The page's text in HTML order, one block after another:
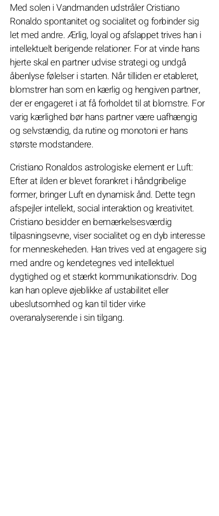
Med solen i Vandmanden udstråler Cristiano
Ronaldo spontanitet og socialitet og forbinder sig
let med andre. Ærlig, loyal og afslappet trives han i
intellektuelt berigende relationer. For at vinde hans
hjerte skal en partner udvise strategi og undgå
åbenlyse følelser i starten. Når tilliden er etableret,
blomstrer han som en kærlig og hengiven partner,
der er engageret i at få forholdet til at blomstre. For
varig kærlighed bør hans partner være uafhængig
og selvstændig, da rutine og monotoni er hans
største modstandere.
Cristiano Ronaldos astrologiske element er Luft:
Efter at ilden er blevet forankret i håndgribelige
former, bringer Luft en dynamisk ånd. Dette tegn
afspejler intellekt, social interaktion og kreativitet.
Cristiano besidder en bemærkelsesværdig
tilpasningsevne, viser socialitet og en dyb interesse
for menneskeheden. Han trives ved at engagere sig
med andre og kendetegnes ved intellektuel
dygtighed og et stærkt kommunikationsdriv. Dog
kan han opleve øjeblikke af ustabilitet eller
ubeslutsomhed og kan til tider virke
overanalyserende i sin tilgang.